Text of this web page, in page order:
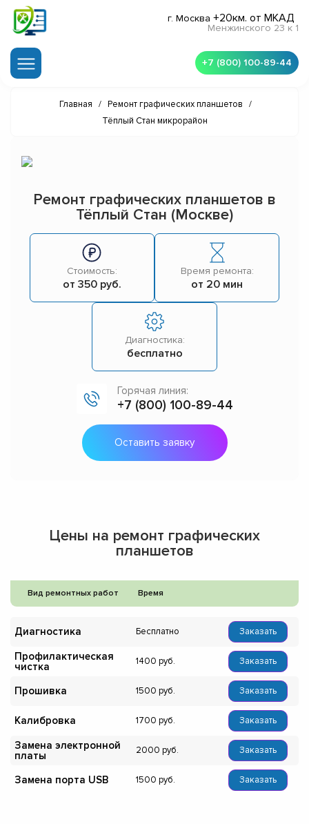
г. Москва +20км. от МКАД
Менжинского 23 к 1
+7 (800) 100-89-44
Главная / Ремонт графических планшетов
/
Тёплый Стан микрорайон
Ремонт графических планшетов в
Тёплый Стан (Москве)
Стоимость:
от 350 руб.
Время ремонта:
от 20 мин
Диагностика:
бесплатно
Горячая линия:
+7 (800) 100-89-44
Оставить заявку
Цены на ремонт графических
планшетов
Вид ремонтных работ Время
Диагностика Бесплатно Заказать
Профилактическая
чистка
1400 Заказать
Прошивка 1500 Заказать
Калибровка 1700 Заказать
Замена электронной
платы
2000 Заказать
Замена порта USB 1500 Заказать